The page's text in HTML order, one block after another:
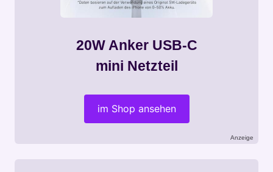
20W Anker USB-C
mini Netzteil
im Shop ansehen
Anzeige